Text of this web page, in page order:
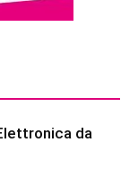
da